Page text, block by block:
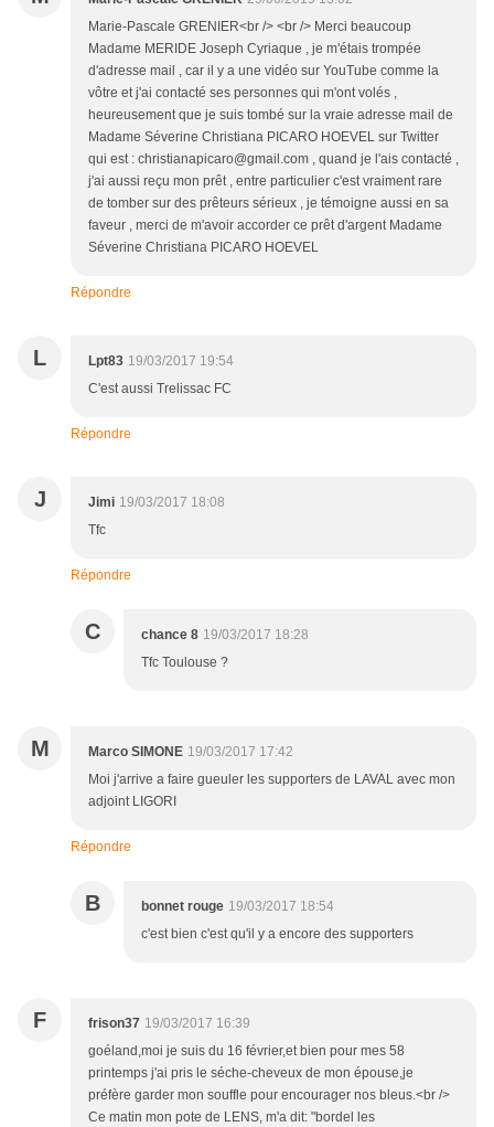
Marie-Pascale GRENIER<br /> <br /> Merci beaucoup
Madame MERIDE Joseph Cyriaque , je m'étais trompée
d'adresse mail , car il y a une vidéo sur YouTube comme la
vôtre et j'ai contacté ses personnes qui m'ont volés ,
heureusement que je suis tombé sur la vraie adresse mail de
Madame Séverine Christiana PICARO HOEVEL sur Twitter
qui est : christianapicaro@gmail.com , quand je l'ais contacté ,
j'ai aussi reçu mon prêt , entre particulier c'est vraiment rare
de tomber sur des prêteurs sérieux , je témoigne aussi en sa
faveur , merci de m'avoir accorder ce prêt d'argent Madame
Séverine Christiana PICARO HOEVEL
Répondre
L Lpt83 19/03/2017 19:54
C'est aussi Trelissac FC
Répondre
J Jimi 19/03/2017 18:08
Tfc
Répondre
C chance 8 19/03/2017 18:28
Tfc Toulouse ?
M Marco SIMONE 19/03/2017 17:42
Moi j'arrive a faire gueuler les supporters de LAVAL avec mon
adjoint LIGORI
Répondre
B bonnet rouge 19/03/2017 18:54
c'est bien c'est qu'il y a encore des supporters
F frison37 19/03/2017 16:39
goéland,moi je suis du 16 février,et bien pour mes 58
printemps j'ai pris le séche-cheveux de mon épouse,je
préfère garder mon souffle pour encourager nos bleus.<br />
Ce matin mon pote de LENS, m'a dit: "bordel les